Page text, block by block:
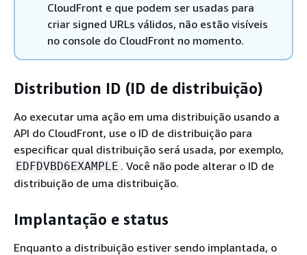
CloudFront e que podem ser usadas para
criar signed URLs válidos, não estão visíveis
no console do CloudFront no momento.
Distribution ID (ID de distribuição)
Ao executar uma ação em uma distribuição usando a
API do CloudFront, use o ID de distribuição para
especificar qual distribuição será usada, por exemplo,
EDFDVBD6EXAMPLE . Você não pode alterar o ID de
distribuição de uma distribuição.
Implantação e status
Enquanto a distribuição estiver sendo implantada, o